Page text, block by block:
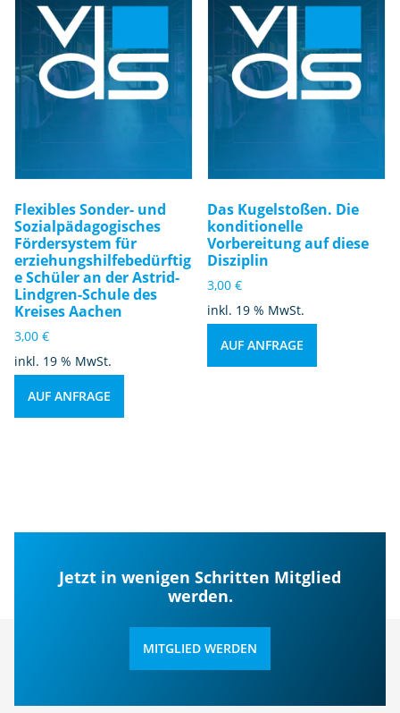
Flexibles Sonder- und
Sozialpädagogisches
Fördersystem für
erziehungshilfebedürftig
e Schüler an der Astrid-
Lindgren-Schule des
Kreises Aachen
3,00 €
inkl. 19 % MwSt.
AUF ANFRAGE
Das Kugelstoßen. Die
konditionelle
Vorbereitung auf diese
Disziplin
3,00€
inkl. 19 % MwSt.
AUF ANFRAGE
Jetzt in wenigen Schritten Mitglied
werden.
MITGLIED WERDEN